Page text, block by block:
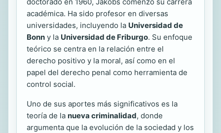
doctorado en 1960, Jakobs comenzó su carrera
académica. Ha sido profesor en diversas
universidades, incluyendo la Universidad de
Bonn y la Universidad de Friburgo. Su enfoque
teórico se centra en la relación entre el
derecho positivo y la moral, así como en el
papel del derecho penal como herramienta de
control social.
Uno de sus aportes más significativos es la
teoría de la nueva criminalidad, donde
argumenta que la evolución de la sociedad y los